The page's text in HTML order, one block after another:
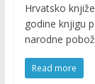
Hrvatsko
godine knjigu
narodne
Read more